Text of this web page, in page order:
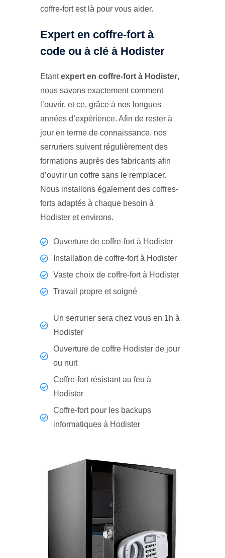
coffre-fort est là pour vous aider.
Expert en coffre-fort à
code ou à clé à Hodister
Etantexpert en coffre-fort à Hodister,
nous savons exactement comment
l’ouvrir, et ce, grâce à nos longues
années d’expérience. Afin de rester à
jour en terme de connaissance, nos
serruriers suivent régulièrement des
formations auprès des fabricants afin
d’ouvrir un coffre sans le remplacer.
Nous installons également des coffres-
forts adaptés à chaque besoin à
Hodister et environs.
Ouverture de coffre-fort à Hodister
Installation de coffre-fort à Hodister
Vaste choix de coffre-fort à Hodister
Travail propre et soigné
Un serrurier sera chez vous en 1h à
Hodister
Ouverture de coffre Hodister de jour
ou nuit
Coffre-fort résistant au feu à
Hodister
Coffre-fort pour les backups
informatiques à Hodister